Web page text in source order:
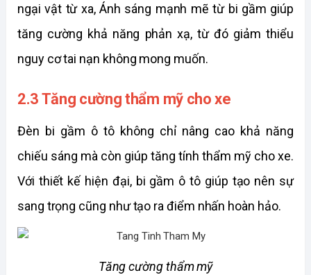
ngại vật từ xa, Ánh sáng mạnh mẽ từ bi gầm giúp
tăng cường khả năng phản xạ, từ đó giảm thiểu
nguy cơ tai nạn không mong muốn.
2.3 Tăng cường thẩm mỹ cho xe
Đèn bi gầm ô tô không chỉ nâng cao khả năng
chiếu sáng mà còn giúp tăng tính thẩm mỹ cho xe.
Với thiết kế hiện đại, bi gầm ô tô giúp tạo nên sự
sang trọng cũng như tạo ra điểm nhấn hoàn hảo.
Tăng cường thẩm mỹ